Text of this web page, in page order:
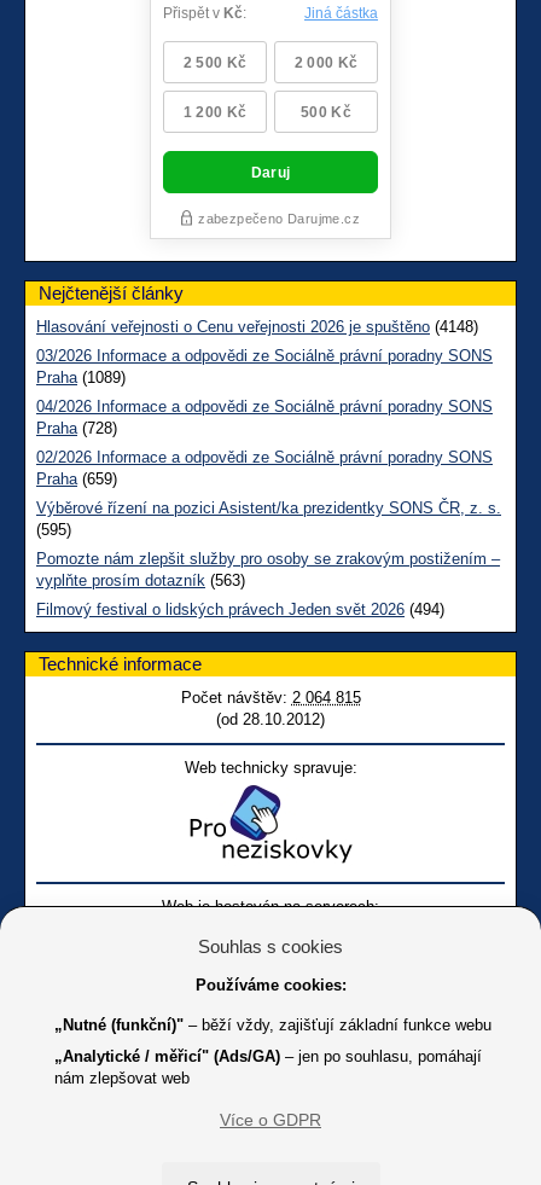
Nejčtenější články
Hlasování veřejnosti o Cenu veřejnosti 2026 je spuštěno (4148)
03/2026 Informace a odpovědi ze Sociálně právní poradny SONS
Praha(1089)
04/2026 Informace a odpovědi ze Sociálně právní poradny SONS
Praha(728)
02/2026 Informace a odpovědi ze Sociálně právní poradny SONS
Praha(659)
Výběrové řízení na pozici Asistent/ka prezidentky SONS ČR, z. s.
(595)
Pomozte nám zlepšit služby pro osoby se zrakovým postižením –
vyplňte prosím dotazník (563)
Filmový festival o lidských právech Jeden svět 2026 (494)
Technické informace
Počet návštěv: 2 064 815
(od 28.10.2012)
Web technicky spravuje:
Web je hostován na serverech:
Online
Youtube SONS
Souhlas s cookies
Používáme cookies:
„Nutné (funkční)" – běží vždy, zajišťují základní funkce webu
„Analytické / měřicí" (Ads/GA) – jen po souhlasu, pomáhají
nám zlepšovat web
Více o GDPR